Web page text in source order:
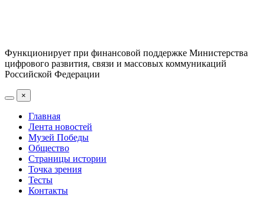
Функционирует при финансовой поддержке Министерства
цифрового развития, связи и массовых коммуникаций
Российской Федерации
×
Главная
Лента новостей
Музей Победы
Общество
Страницы истории
Точка зрения
Тесты
Контакты